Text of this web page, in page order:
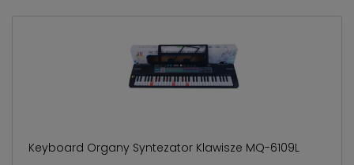
Keyboard Organy Syntezator Klawisze MQ-6109L